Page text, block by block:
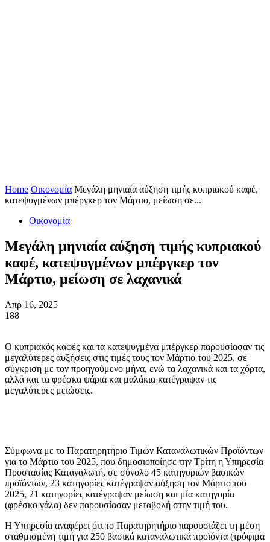
Home Οικονομία Μεγάλη μηνιαία αύξηση τιμής κυπριακού καφέ,
κατεψυγμένων μπέργκερ τον Μάρτιο, μείωση σε...
Οικονομία
Μεγάλη μηνιαία αύξηση τιμής κυπριακού
καφέ, κατεψυγμένων μπέργκερ τον
Μάρτιο, μείωση σε λαχανικά
Απρ 16, 2025
188
Ο κυπριακός καφές και τα κατεψυγμένα μπέργκερ παρουσίασαν τις
μεγαλύτερες αυξήσεις στις τιμές τους τον Μάρτιο του 2025, σε
σύγκριση με τον προηγούμενο μήνα, ενώ τα λαχανικά και τα χόρτα,
αλλά και τα φρέσκα ψάρια και μαλάκια κατέγραψαν τις
μεγαλύτερες μειώσεις.
Σύμφωνα με το Παρατηρητήριο Τιμών Καταναλωτικών Προϊόντων
για το Μάρτιο του 2025, που δημοσιοποίησε την Τρίτη η Υπηρεσία
Προστασίας Καταναλωτή, σε σύνολο 45 κατηγοριών βασικών
προϊόντων, 23 κατηγορίες κατέγραψαν αύξηση τον Μάρτιο του
2025, 21 κατηγορίες κατέγραψαν μείωση και μία κατηγορία
(φρέσκο γάλα) δεν παρουσίασαν μεταβολή στην τιμή του.
Η Υπηρεσία αναφέρει ότι το Παρατηρητήριο παρουσιάζει τη μέση
σταθμισμένη τιμή για 250 βασικά καταναλωτικά προϊόντα (τρόφιμα